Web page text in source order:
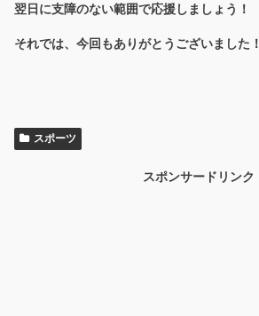
翌日に支障のない範囲で応援しましょう！
それでは、今回もありがとうございました！
スポーツ
スポンサードリンク